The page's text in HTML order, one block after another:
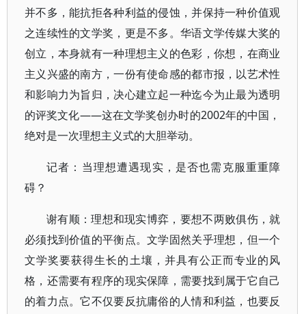
并不多，能抗拒各种利益的侵蚀，并保持一种价值观
之连续性的文学奖，更是不多。华语文学传媒大奖的
创立，本身就有一种理想主义的色彩，你想，在商业
主义兴盛的南方，一份有使命感的都市报，以艺术性
和影响力为旨归，决心建立起一种迄今为止最为透明
的评奖文化——这在文学奖创办时的2002年的中国，
绝对是一次理想主义式的大胆举动。
记者：当理想遭遇现实，是否也需克服重重障
碍？
谢有顺：理想和现实博弈，要想不两败俱伤，就
必须找到价值的平衡点。文学固然关乎理想，但一个
文学奖要获得生长的土壤，并具有公正而专业的风
格，还需要有程序的现实保障，需要找到属于它自己
的着力点。它不仅要反抗庸俗的人情和利益，也要反